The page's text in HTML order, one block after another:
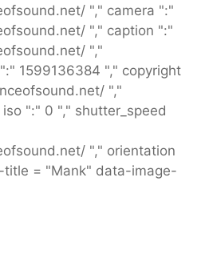
"," camera ":"
"," caption ":"
","
1599136384 "," copyright
","
":" 0 "," shutter_speed
"," orientation
= "Mank" data-image-